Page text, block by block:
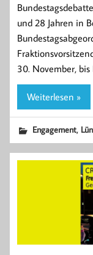
und 28 Jahren in
30. November,
Weiterlesen »
Engagement,